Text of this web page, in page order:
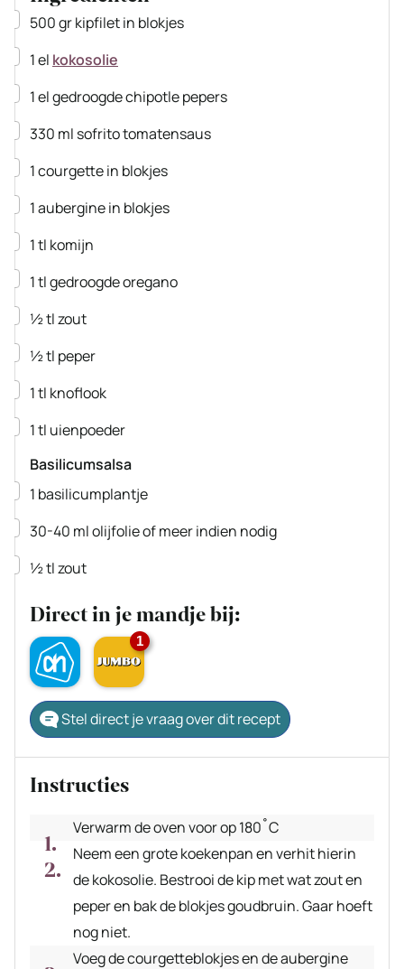
▢
500grkipfiletin blokjes
▢
1el kokosolie
▢
1elgedroogde chipotle pepers
▢
330 ml sofritotomatensaus
▢
1courgettein blokjes
▢
1auberginein blokjes
▢
1tl komijn
▢
1tlgedroogde oregano
▢
½tlzout
▢
½tl peper
▢
1tl knoflook
▢
1tl uienpoeder
Basilicumsalsa
▢
1 basilicumplantje
▢
30-40 mlolijfolieof meer indien nodig
▢
½tlzout
Direct in je mandje bij:
1
Stel direct je vraag over dit recept
Instructies
Verwarm de oven voor op 180˚C
Neem een grote koekenpan en verhit hierin
de kokosolie. Bestrooi de kip met wat zout en
peper en bak de blokjes goudbruin. Gaar hoeft
nog niet.
Voeg de courgetteblokjes en de aubergine